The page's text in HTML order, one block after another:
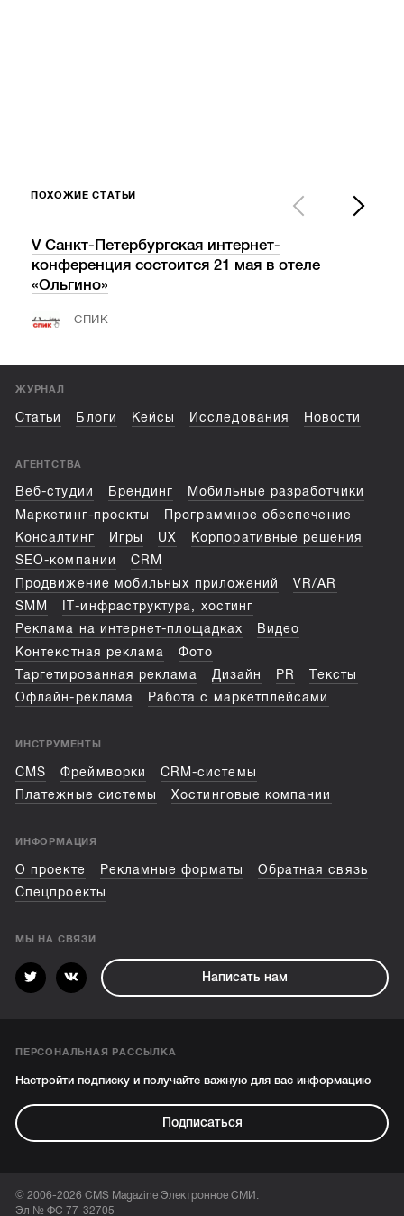
ПОХОЖИЕ СТАТЬИ
V Санкт-Петербургская интернет-
конференция состоится 21 мая в отеле
«Ольгино»
СПИК
ЖУРНАЛ
Статьи Блоги Кейсы Исследования Новости
АГЕНТСТВА
Веб-студии Брендинг
Мобильные разработчики
Маркетинг-проекты
Программное обеспечение
Консалтинг
Игры UX
Корпоративные решения
SEO-компании
CRM
Продвижение мобильных приложений
VR/AR
SMM
IT-инфраструктура, хостинг
Реклама на интернет-площадках
Видео
Контекстная реклама
Фото
Таргетированная реклама
Дизайн PR
Тексты
Офлайн-реклама
Работа с маркетплейсами
ИНСТРУМЕНТЫ
CMS Фреймворки
CRM-системы
Платежные системы
Хостинговые компании
ИНФОРМАЦИЯ
О проекте Рекламные форматы
Обратная связь
Спецпроекты
МЫ НА СВЯЗИ
Написать нам
ПЕРСОНАЛЬНАЯ РАССЫЛКА
Настройти подписку и получайте важную для вас информацию
Подписаться
© 2006-2026 CMS Magazine Электронное СМИ.
Эл № ФС 77-32705